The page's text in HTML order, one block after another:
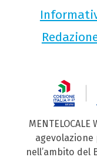
nell’ambito del